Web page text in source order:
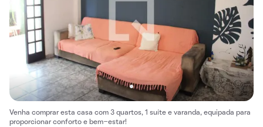
Venha comprar esta casa com 3 quartos, 1 suíte e varanda, equipada para
proporcionar conforto e bem-estar!